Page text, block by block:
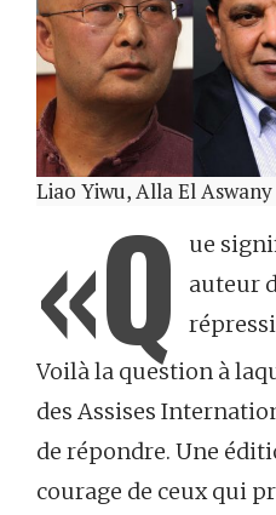
Liao Yiwu, Alla El
«Q
ue
auteur
Voilà la question à
des Assises
de répondre. Une
courage de ceux qui